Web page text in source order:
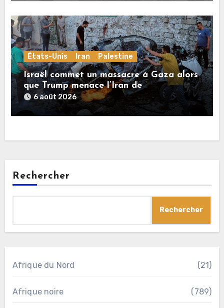
États-Unis Iran Palestine
Israël commet un massacre à Gaza alors
que Trump menace l’Iran de
«décapitation»
6 août 2026
Rechercher
Rechercher
Afrique du Nord (21)
Afrique noire (789)